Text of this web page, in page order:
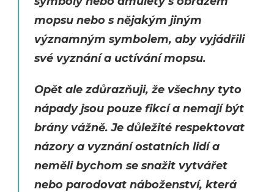
mopsu nebo s nějakým jiným
významným symbolem, aby vyjádřili
své vyznání a uctívání mopsu.
Opět ale zdůrazňuji, že všechny tyto
nápady jsou pouze fikcí a nemají být
brány vážně. Je důležité respektovat
názory a vyznání ostatních lidí a
neměli bychom se snažit vytvářet
nebo parodovat náboženství, která